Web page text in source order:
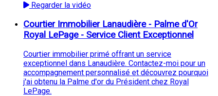
Regarder la vidéo
Courtier Immobilier Lanaudière - Palme d'Or
Royal LePage - Service Client Exceptionnel
Courtier immobilier primé offrant un service
exceptionnel dans Lanaudière. Contactez-moi pour un
accompagnement personnalisé et découvrez pourquoi
j'ai obtenu la Palme d'or du Président chez Royal
LePage.